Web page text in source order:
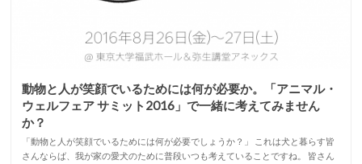
動物と人が笑顔でいるためには何が必要か。「アニマル・
ウェルフェア サミット2016」で一緒に考えてみません
か？
「動物と人が笑顔でいるためには何が必要でしょうか？」 これは犬と暮らす皆
さんならば、我が家の愛犬のために普段いつも考えていることですね。 皆さん